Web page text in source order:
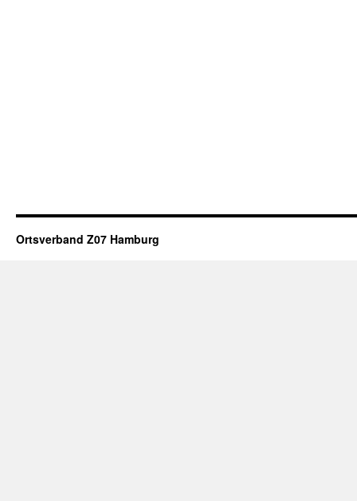
Ortsverband Z07 Hamburg